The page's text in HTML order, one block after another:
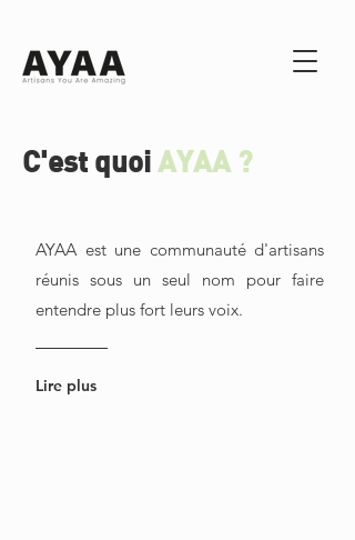
C'est quoi AYAA ?
AYAA est une communauté d'artisans
réunis sous un seul nom pour faire
entendre plus fort leurs voix.
Lire plus